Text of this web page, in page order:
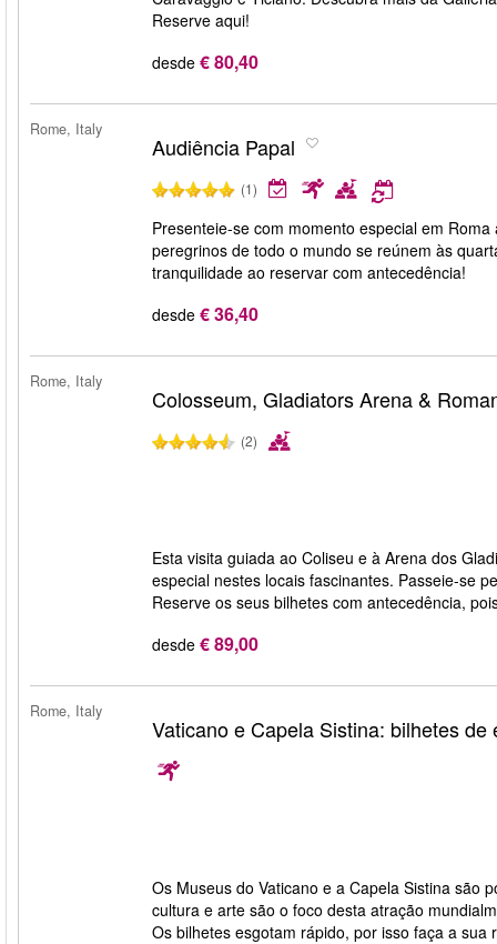
Reserve aqui!
desde € 80,40
Rome, Italy
Audiência Papal
(1)
Presenteie-se com momento especial em
peregrinos de todo o mundo se reúnem às
tranquilidade ao reservar com antecedência!
desde € 36,40
Rome, Italy
Colosseum, Gladiators Arena &
(2)
Esta visita guiada ao Coliseu e à Arena dos
especial nestes locais fascinantes. Passeie-se
Reserve os seus bilhetes com antecedência,
desde € 89,00
Rome, Italy
Vaticano e Capela Sistina: bilhetes de
Os Museus do Vaticano e a Capela Sistina são
cultura e arte são o foco desta atração
Os bilhetes esgotam rápido, por isso faça a